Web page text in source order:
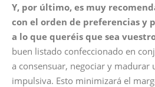
Y, por último, es muy
con el orden de preferencias y
a lo que queréis que sea
buen listado confeccionado en
a consensuar, negociar y madurar
impulsiva. Esto minimizará el